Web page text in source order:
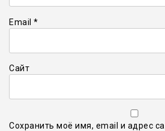
Email *
Сайт
Сохранить моё имя, email и адрес